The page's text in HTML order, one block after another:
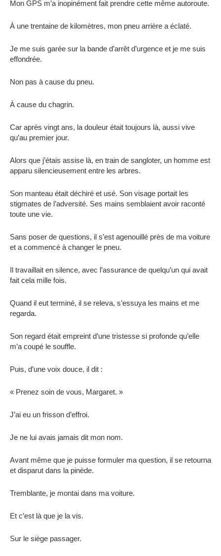
Mon GPS m’a inopinément fait prendre cette même autoroute.
À une trentaine de kilomètres, mon pneu arrière a éclaté.
Je me suis garée sur la bande d’arrêt d’urgence et je me suis
effondrée.
Non pas à cause du pneu.
À cause du chagrin.
Car après vingt ans, la douleur était toujours là, aussi vive
qu’au premier jour.
Alors que j’étais assise là, en train de sangloter, un homme est
apparu silencieusement entre les arbres.
Son manteau était déchiré et usé. Son visage portait les
stigmates de l’adversité. Ses mains semblaient avoir raconté
toute une vie.
Sans poser de questions, il s’est agenouillé près de ma voiture
et a commencé à changer le pneu.
Il travaillait en silence, avec l’assurance de quelqu’un qui avait
fait cela mille fois.
Quand il eut terminé, il se releva, s’essuya les mains et me
regarda.
Son regard était empreint d’une tristesse si profonde qu’elle
m’a coupé le souffle.
Puis, d’une voix douce, il dit :
« Prenez soin de vous, Margaret. »
J’ai eu un frisson d’effroi.
Je ne lui avais jamais dit mon nom.
Avant même que je puisse formuler ma question, il se retourna
et disparut dans la pinède.
Tremblante, je montai dans ma voiture.
Et c’est là que je la vis.
Sur le siège passager.